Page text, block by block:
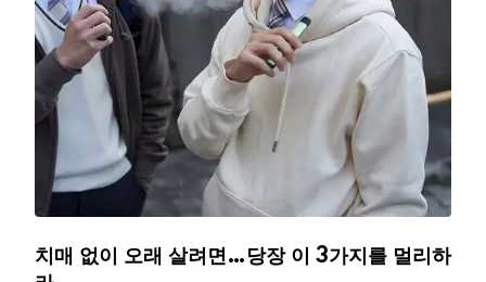
치매 없이 오래 살려면…당장 이 3가지를 멀리하